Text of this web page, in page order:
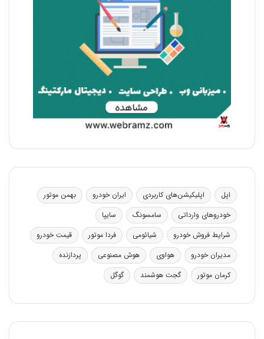
اپل اپلیکیشن‌های کاربردی ایران خودرو
بهمن موتور
خودروهای وارداتی
سامسونگ
سایپا
شرایط فروش خودرو
شیائومی فردا موتور
قیمت خودرو
مدیران خودرو
هواوی هوش مصنوعی
پردازنده
کرمان موتور
گجت هوشمند گوگل